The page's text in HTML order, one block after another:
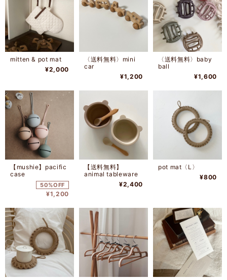
mitten & pot mat
¥2,000
〈送料無料〉mini
car
¥1,200
〈送料無料〉baby
ball
¥1,600
【mushie】pacific
case
50%OFF
¥1,200
【送料無料】
animal tableware
¥2,400
pot mat〈L〉
¥800